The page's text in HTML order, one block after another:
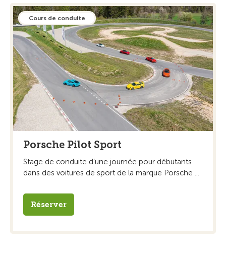
Cours de conduite
Porsche Pilot Sport
Stage de conduite d’une journée pour débutants
dans des voitures de sport de la marque Porsche ...
Réserver